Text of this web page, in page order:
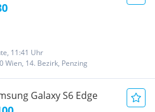
11:41 Uhr
Wien, 14. Bezirk, Penzing
Galaxy S6 Edge